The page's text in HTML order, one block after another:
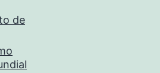
de